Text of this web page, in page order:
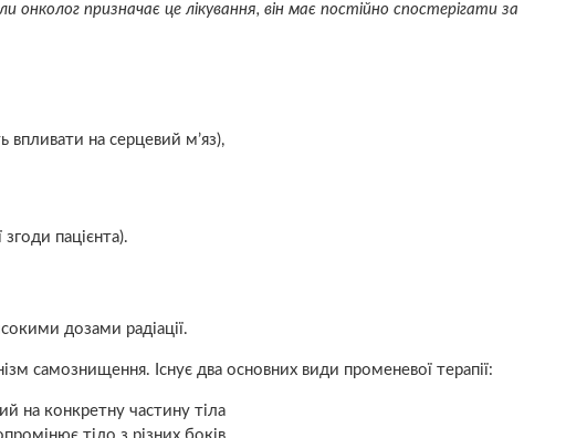
онколог призначає це лікування, він має постійно спостерігати за
впливати на серцевий м’яз),
пацієнта).
дозами радіації.
самознищення. Існує два основних види променевої терапії:
на конкретну частину тіла